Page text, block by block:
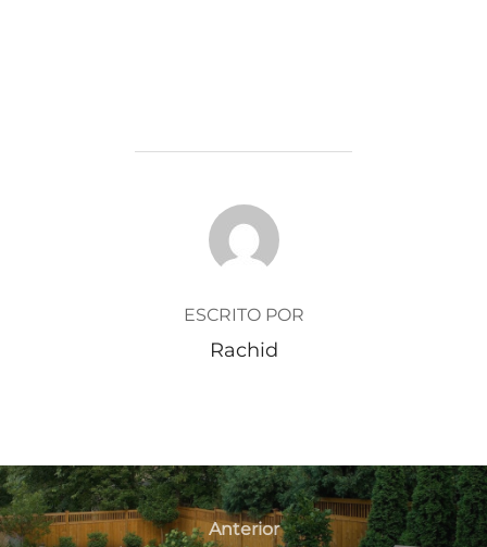
AUTOR DE LA ENTRADA
ESCRITO POR
Rachid
Navegación
de
Anterior
Anterior